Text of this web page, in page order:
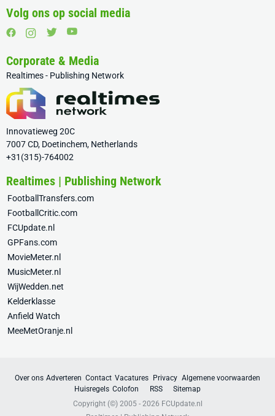
Volg ons op social media
Corporate & Media
Realtimes - Publishing Network
Innovatieweg 20C
7007 CD, Doetinchem, Netherlands
+31(315)-764002
Realtimes | Publishing Network
FootballTransfers.com
FootballCritic.com
FCUpdate.nl
GPFans.com
MovieMeter.nl
MusicMeter.nl
WijWedden.net
Kelderklasse
Anfield Watch
MeeMetOranje.nl
Over ons Adverteren Contact Vacatures Privacy Algemene voorwaarden
Huisregels Colofon RSS
Sitemap
Copyright (©) 2005 - 2026 FCUpdate.nl